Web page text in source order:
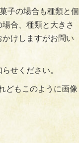
子の場合も種類と個
合、種類と大きさ
けしますがお問い
せください。
どもこのように画像